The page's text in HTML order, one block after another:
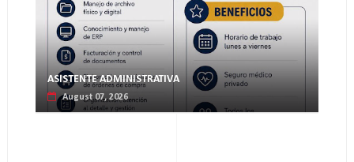
ASISTENTE ADMINISTRATIVA
August 07, 2026